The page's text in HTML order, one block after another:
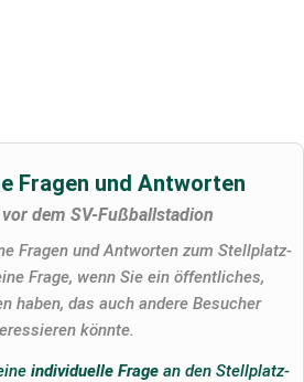
Fragen und Antworten
dem SV-Fußballstadion
Fragen und Antworten zum Stellplatz-
Frage, wenn Sie ein öffentliches,
haben, das auch andere Besucher
könnte.
individuelle Frage an den Stellplatz-